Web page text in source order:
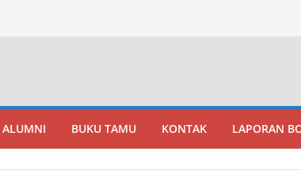
ALUMNI BUKU TAMU KONTAK LAPORAN